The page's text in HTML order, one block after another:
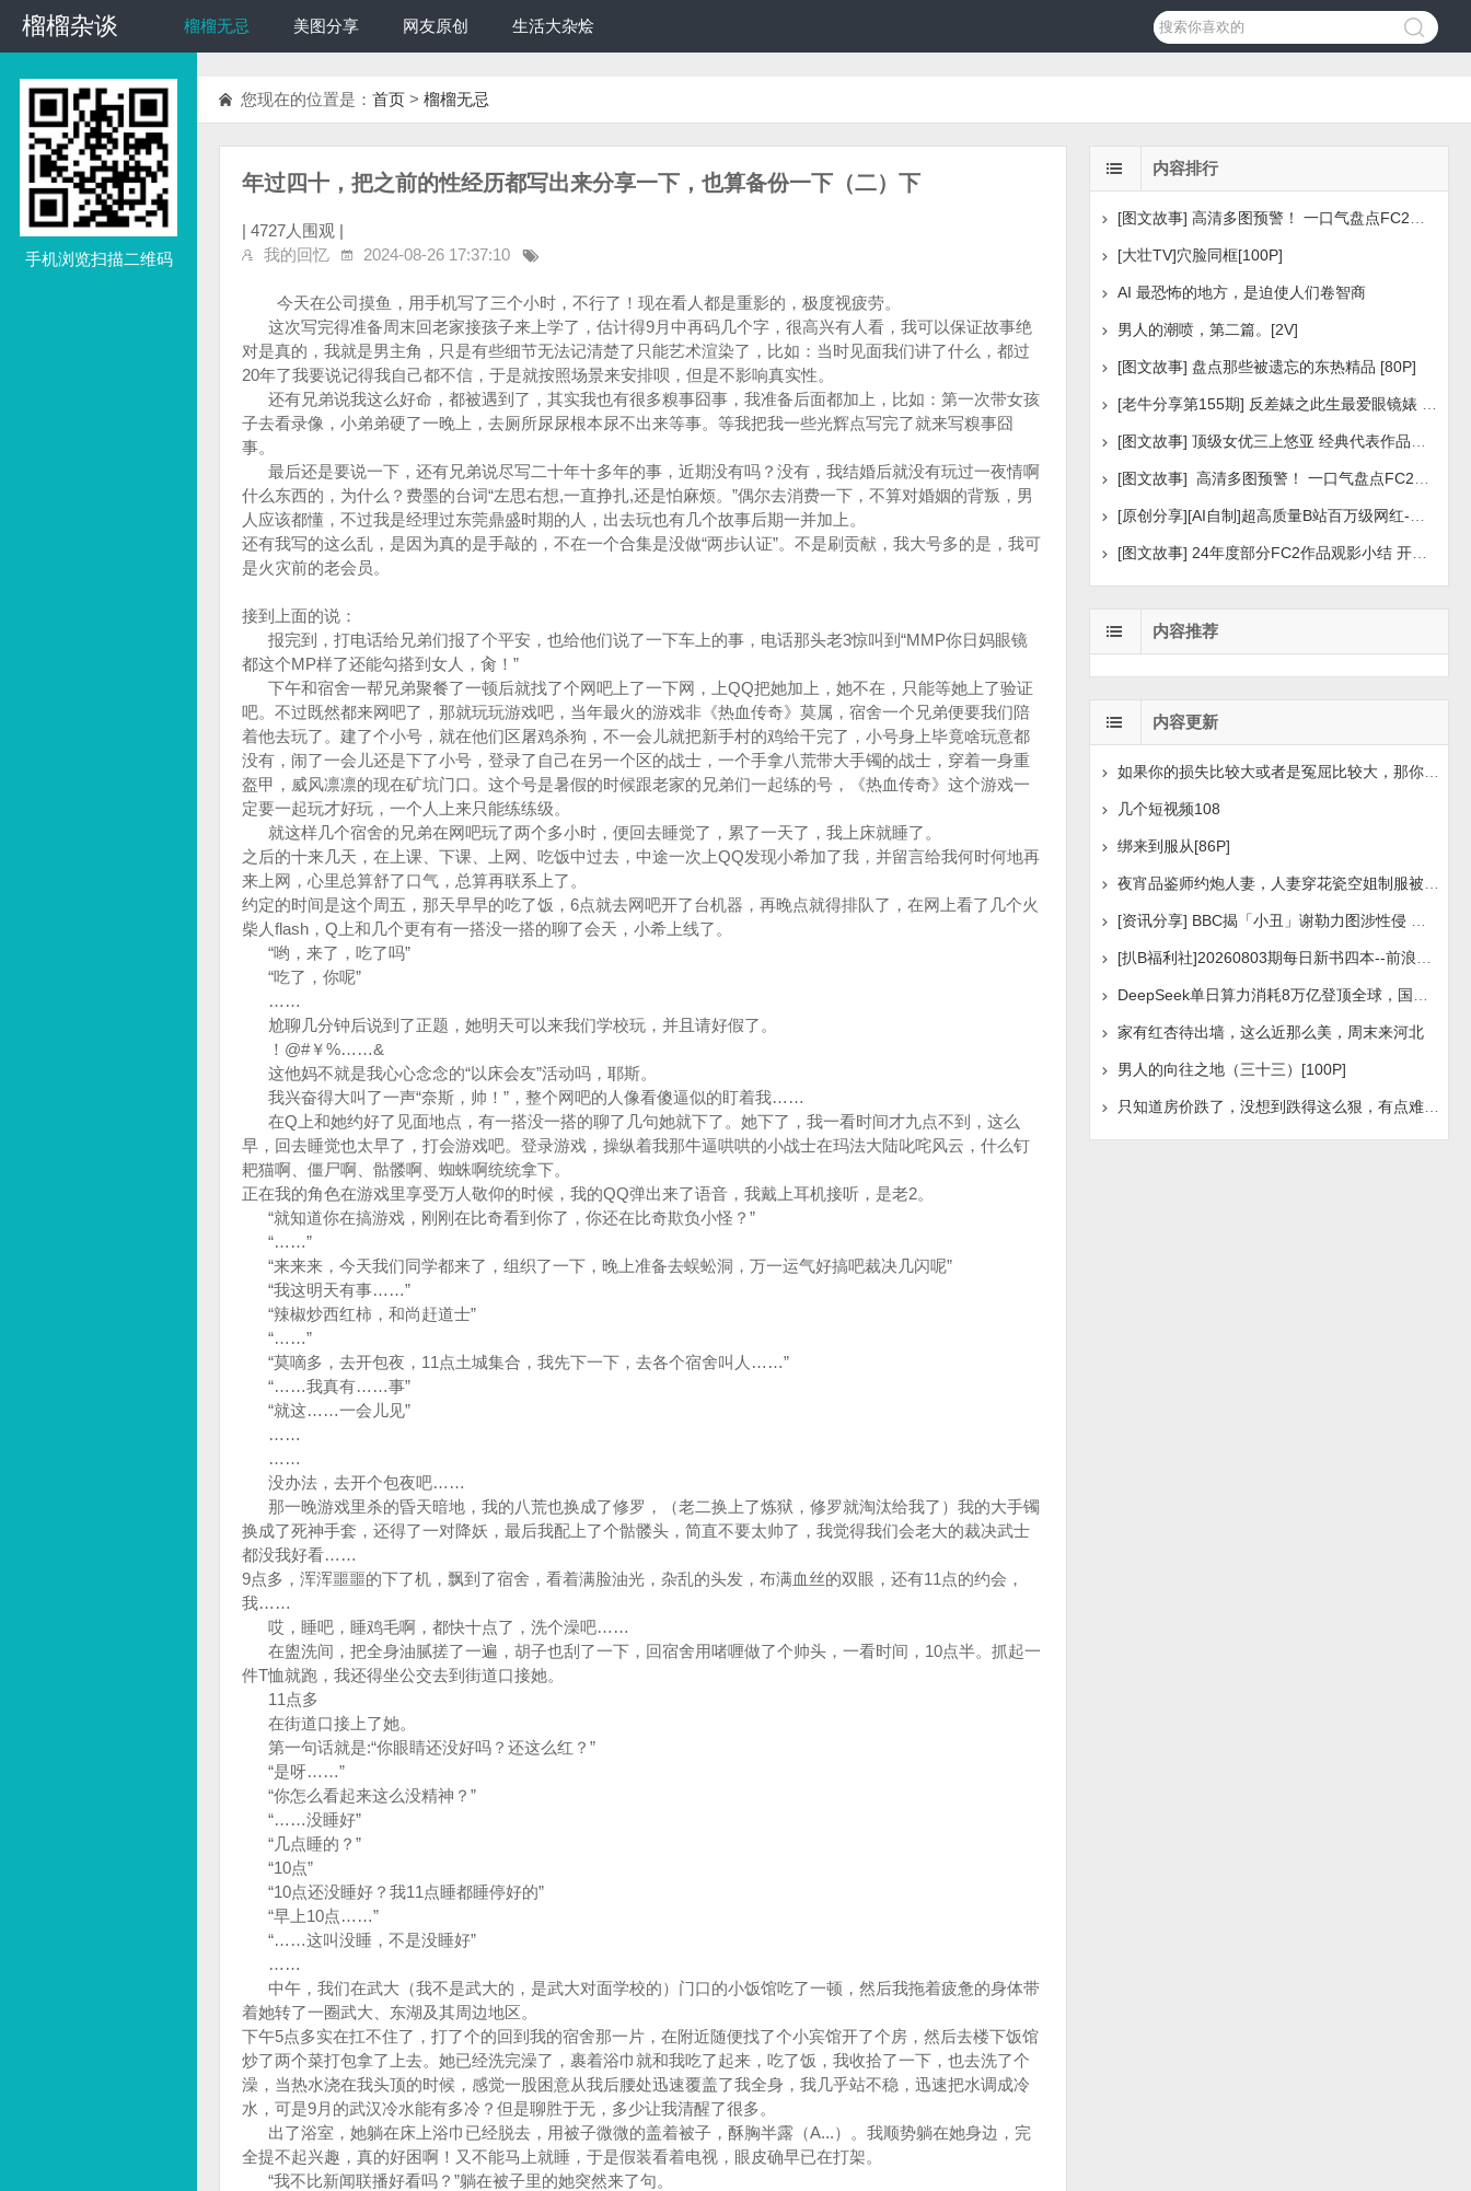
榴榴杂谈
榴榴杂谈 榴榴无忌 美图分享 网友原创 生活大杂烩
手机浏览扫描二维码
您现在的位置是： 首页 > 榴榴无忌
年过四十，把之前的性经历都写出来分享一下，也算备份一下（二）下
| 4727人围观 |
我的回忆
2024-08-26 17:37:10
今天在公司摸鱼，用手机写了三个小时，不行了！现在看人都是重影的，极度视疲劳。
这次写完得准备周末回老家接孩子来上学了，估计得9月中再码几个字，很高兴有人看，我可以保证故事绝
对是真的，我就是男主角，只是有些细节无法记清楚了只能艺术渲染了，比如：当时见面我们讲了什么，都过
20年了我要说记得我自己都不信，于是就按照场景来安排呗，但是不影响真实性。
还有兄弟说我这么好命，都被遇到了，其实我也有很多糗事囧事，我准备后面都加上，比如：第一次带女孩
子去看录像，小弟弟硬了一晚上，去厕所尿尿根本尿不出来等事。等我把我一些光辉点写完了就来写糗事囧
事。
最后还是要说一下，还有兄弟说尽写二十年十多年的事，近期没有吗？没有，我结婚后就没有玩过一夜情啊
什么东西的，为什么？费墨的台词“左思右想,一直挣扎,还是怕麻烦。”偶尔去消费一下，不算对婚姻的背叛，男
人应该都懂，不过我是经理过东莞鼎盛时期的人，出去玩也有几个故事后期一并加上。
还有我写的这么乱，是因为真的是手敲的，不在一个合集是没做“两步认证”。不是刷贡献，我大号多的是，我可
是火灾前的老会员。
接到上面的说：
报完到，打电话给兄弟们报了个平安，也给他们说了一下车上的事，电话那头老3惊叫到“MMP你日妈眼镜
都这个MP样了还能勾搭到女人，肏！”
下午和宿舍一帮兄弟聚餐了一顿后就找了个网吧上了一下网，上QQ把她加上，她不在，只能等她上了验证
吧。不过既然都来网吧了，那就玩玩游戏吧，当年最火的游戏非《热血传奇》莫属，宿舍一个兄弟便要我们陪
着他去玩了。建了个小号，就在他们区屠鸡杀狗，不一会儿就把新手村的鸡给干完了，小号身上毕竟啥玩意都
没有，闹了一会儿还是下了小号，登录了自己在另一个区的战士，一个手拿八荒带大手镯的战士，穿着一身重
盔甲，威风凛凛的现在矿坑门口。这个号是暑假的时候跟老家的兄弟们一起练的号，《热血传奇》这个游戏一
定要一起玩才好玩，一个人上来只能练练级。
就这样几个宿舍的兄弟在网吧玩了两个多小时，便回去睡觉了，累了一天了，我上床就睡了。
之后的十来几天，在上课、下课、上网、吃饭中过去，中途一次上QQ发现小希加了我，并留言给我何时何地再
来上网，心里总算舒了口气，总算再联系上了。
约定的时间是这个周五，那天早早的吃了饭，6点就去网吧开了台机器，再晚点就得排队了，在网上看了几个火
柴人flash，Q上和几个更有有一搭没一搭的聊了会天，小希上线了。
“哟，来了，吃了吗”
“吃了，你呢”
……
尬聊几分钟后说到了正题，她明天可以来我们学校玩，并且请好假了。
！@#￥%……&
这他妈不就是我心心念念的“以床会友”活动吗，耶斯。
我兴奋得大叫了一声“奈斯，帅！”，整个网吧的人像看傻逼似的盯着我……
在Q上和她约好了见面地点，有一搭没一搭的聊了几句她就下了。她下了，我一看时间才九点不到，这么
早，回去睡觉也太早了，打会游戏吧。登录游戏，操纵着我那牛逼哄哄的小战士在玛法大陆叱咤风云，什么钉
耙猫啊、僵尸啊、骷髅啊、蜘蛛啊统统拿下。
正在我的角色在游戏里享受万人敬仰的时候，我的QQ弹出来了语音，我戴上耳机接听，是老2。
“就知道你在搞游戏，刚刚在比奇看到你了，你还在比奇欺负小怪？”
“……”
“来来来，今天我们同学都来了，组织了一下，晚上准备去蜈蚣洞，万一运气好搞吧裁决几闪呢”
“我这明天有事……”
“辣椒炒西红柿，和尚赶道士”
“……”
“莫嘀多，去开包夜，11点土城集合，我先下一下，去各个宿舍叫人……”
“……我真有……事”
“就这……一会儿见”
……
……
没办法，去开个包夜吧……
那一晚游戏里杀的昏天暗地，我的八荒也换成了修罗，（老二换上了炼狱，修罗就淘汰给我了）我的大手镯
换成了死神手套，还得了一对降妖，最后我配上了个骷髅头，简直不要太帅了，我觉得我们会老大的裁决武士
都没我好看……
9点多，浑浑噩噩的下了机，飘到了宿舍，看着满脸油光，杂乱的头发，布满血丝的双眼，还有11点的约会，
我……
哎，睡吧，睡鸡毛啊，都快十点了，洗个澡吧……
在盥洗间，把全身油腻搓了一遍，胡子也刮了一下，回宿舍用啫喱做了个帅头，一看时间，10点半。抓起一
件T恤就跑，我还得坐公交去到街道口接她。
11点多
在街道口接上了她。
第一句话就是:“你眼睛还没好吗？还这么红？”
“是呀……”
“你怎么看起来这么没精神？”
“……没睡好”
“几点睡的？”
“10点”
“10点还没睡好？我11点睡都睡停好的”
“早上10点……”
“……这叫没睡，不是没睡好”
……
中午，我们在武大（我不是武大的，是武大对面学校的）门口的小饭馆吃了一顿，然后我拖着疲惫的身体带
着她转了一圈武大、东湖及其周边地区。
下午5点多实在扛不住了，打了个的回到我的宿舍那一片，在附近随便找了个小宾馆开了个房，然后去楼下饭馆
炒了两个菜打包拿了上去。她已经洗完澡了，裹着浴巾就和我吃了起来，吃了饭，我收拾了一下，也去洗了个
澡，当热水浇在我头顶的时候，感觉一股困意从我后腰处迅速覆盖了我全身，我几乎站不稳，迅速把水调成冷
水，可是9月的武汉冷水能有多冷？但是聊胜于无，多少让我清醒了很多。
出了浴室，她躺在床上浴巾已经脱去，用被子微微的盖着被子，酥胸半露（A...）。我顺势躺在她身边，完
全提不起兴趣，真的好困啊！又不能马上就睡，于是假装看着电视，眼皮确早已在打架。
“我不比新闻联播好看吗？”躺在被子里的她突然来了句。
内容排行
[大壮TV]穴脸同框[100P]
AI 最恐怖的地方，是迫使人们卷智商
男人的潮喷，第二篇。[2V]
[图文故事] 盘点那些被遗忘的东热精品 [80P]
[图文故事] 24年度部分FC2作品观影小结 开年王炸后续
内容推荐
内容更新
如果你的损失比较大或者是冤屈比较大，那你想挽回损失或
几个短视频108
绑来到服从[86P]
家有红杏待出墙，这么近那么美，周末来河北
男人的向往之地（三十三）[100P]
只知道房价跌了，没想到跌得这么狠，有点难受啊！